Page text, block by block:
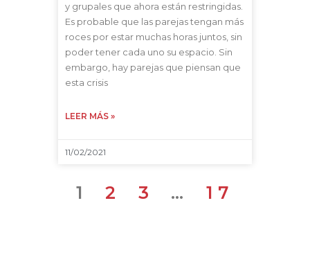
y grupales que ahora están restringidas.
Es probable que las parejas tengan más
roces por estar muchas horas juntos, sin
poder tener cada uno su espacio. Sin
embargo, hay parejas que piensan que
esta crisis
LEER MÁS »
11/02/2021
1 2 3 … 17